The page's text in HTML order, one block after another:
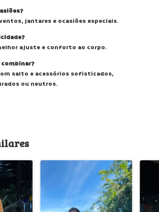
jantares e ocasiões especiais.
ajuste e conforto ao corpo.
combinar?
salto e acessórios sofisticados,
ou neutros.